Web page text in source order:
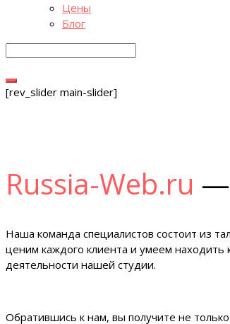
Цены
Блог
[rev_slider main-slider]
Russia-Web.ru —
Наша команда специалистов состоит из
ценим каждого клиента и умеем
деятельности нашей студии.
Обратившись к нам, вы получите не